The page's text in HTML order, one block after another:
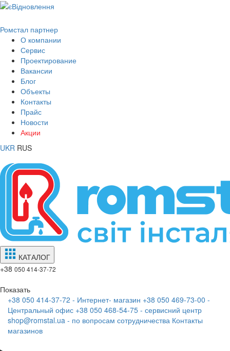
Ромстал партнер
О компании
Сервис
Проектирование
Вакансии
Блог
Объекты
Контакты
Прайс
Новости
Акции
UKR RUS
КАТАЛОГ
+38 050 414-37-72
Показать
+38 050 414-37-72 - Интернет- магазин +38 050 469-73-00 -
Центральный офис +38 050 468-54-75 - сервисний центр
shop@romstal.ua - по вопросам сотрудничества Контакты
магазинов